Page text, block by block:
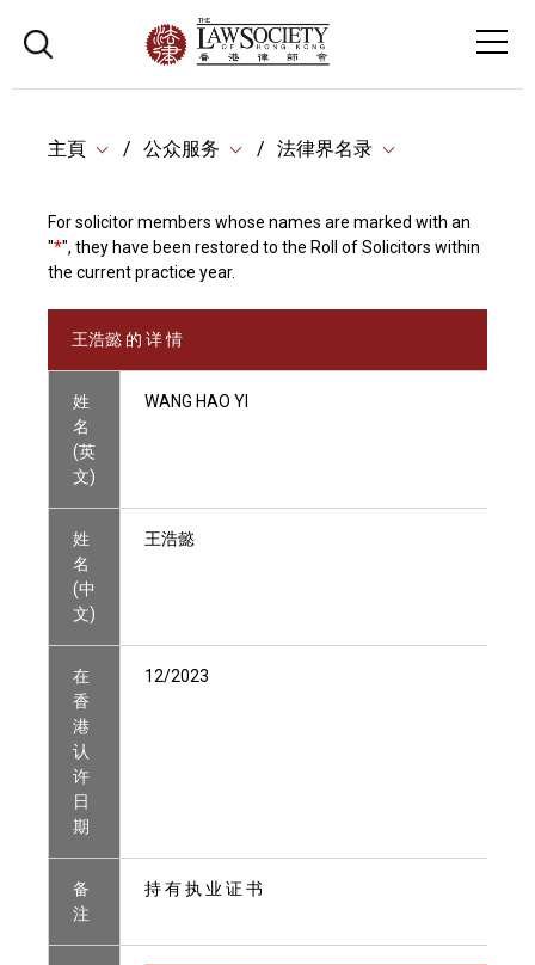
主頁 公众服务 法律界名录
For solicitor members whose names are marked with an
"*", they have been restored to the Roll of Solicitors within
the current practice year.
王浩懿 的 详 情
姓
名
(英
文)
WANG HAO YI
姓
名
(中
文)
王浩懿
在
香
港
认
许
日
期
12/2023
备
注
持 有 执 业 证 书